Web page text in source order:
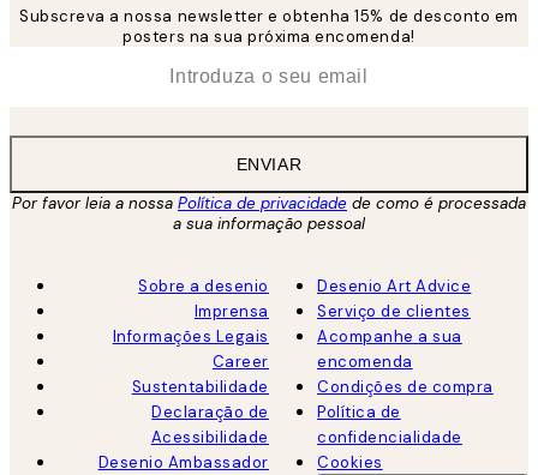
Subscreva a nossa newsletter e obtenha 15% de desconto em
posters na sua próxima encomenda!
ENVIAR
Por favor leia a nossa Política de privacidade de como é processada
a sua informação pessoal
Sobre a desenio
Imprensa
Informações Legais
Career
Sustentabilidade
Declaração de
Acessibilidade
Desenio Ambassador
Desenio Art Advice
Serviço de clientes
Acompanhe a sua
encomenda
Condições de compra
Política de
confidencialidade
Cookies